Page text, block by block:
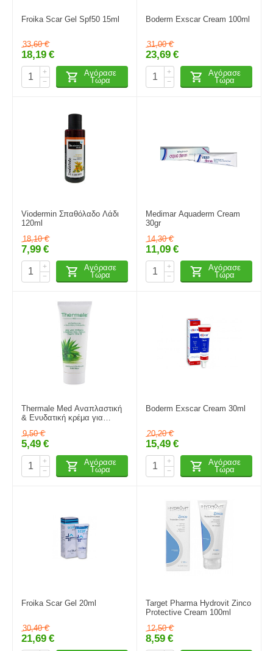
Froika Scar Gel Spf50 15ml
33,60 €
18,19 €
+
−
Αγόρασε
Τώρα
Boderm Exscar Cream 100ml
31,00 €
23,69 €
+
−
Αγόρασε
Τώρα
Viodermin Σπαθόλαδο Λάδι
120ml
18,10 €
7,99 €
+
−
Αγόρασε
Τώρα
Medimar Aquaderm Cream
30gr
14,30 €
11,09 €
+
−
Αγόρασε
Τώρα
Thermale Med Αναπλαστική
& Ενυδατική κρέμα για
επιδερμίδες 200ml
9,50 €
5,49 €
+
−
Αγόρασε
Τώρα
Boderm Exscar Cream 30ml
20,20 €
15,49 €
+
−
Αγόρασε
Τώρα
Froika Scar Gel 20ml
30,40 €
21,69 €
Target Pharma Hydrovit Zinco
Protective Cream 100ml
12,50 €
8,59 €